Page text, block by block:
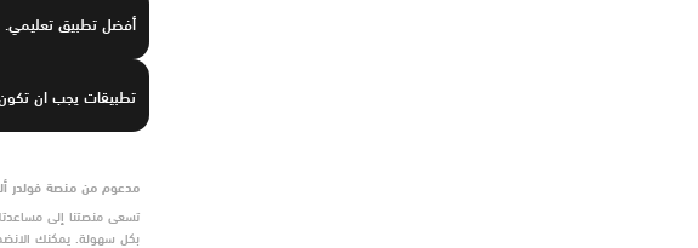
أفضل تطبيق تعليمي.
تطبيقات يجب ان
مدعوم من منصة فولدر
تسعى منصتنا إلى
بكل سهولة. يمكنك